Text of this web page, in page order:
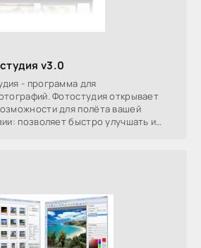
v3.0
- программа для
Фотостудия открывает
для полёта вашей
позволяет быстро улучшать и